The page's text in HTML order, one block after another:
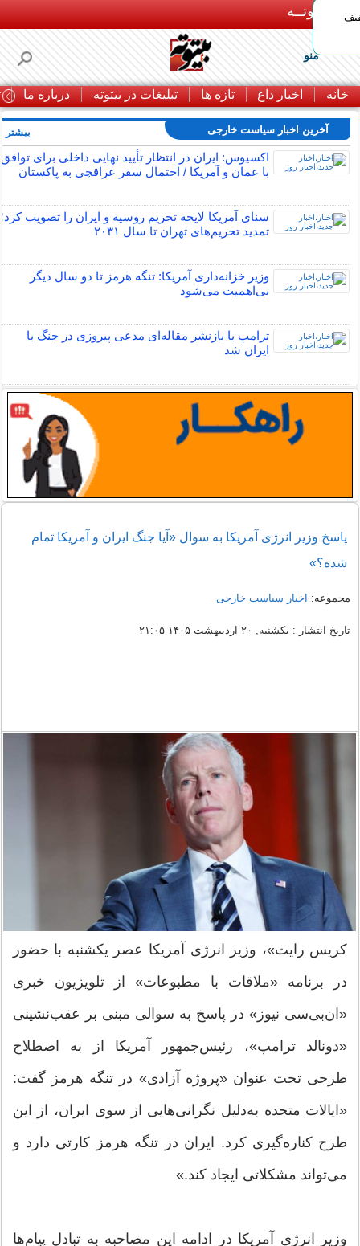
بـیتوتــه
منو
خانه اخبار داغ تازه ها تبلیغات در بیتوته درباره ما
50% تخفیف
آخرین اخبار سیاست خارجی
اکسیوس: ایران در انتظار تأیید نهایی داخلی برای توافق
با عمان و آمریکا / احتمال سفر عراقچی به پاکستان
سنای آمریکا لایحه تحریم روسیه و ایران را تصویب کرد؛
تمدید تحریم‌های تهران تا سال ۲۰۳۱
وزیر خزانه‌داری آمریکا: تنگه هرمز تا دو سال دیگر
بی‌اهمیت می‌شود
ترامپ با بازنشر مقاله‌ای مدعی پیروزی در جنگ با
ایران شد
بیشتر
پاسخ وزیر انرژی آمریکا به سوال «آیا جنگ ایران و آمریکا تمام
شده؟»
مجموعه: اخبار سیاست خارجی
تاریخ انتشار : یکشنبه, ۲۰ اردیبهشت ۱۴۰۵ ۲۱:۰۵
کریس رایت»، وزیر انرژی آمریکا عصر یکشنبه با حضور
در برنامه «ملاقات با مطبوعات» از تلویزیون خبری
«ان‌بی‌سی نیوز» در پاسخ به سوالی مبنی بر عقب‌نشینی
«دونالد ترامپ»، رئیس‌جمهور آمریکا از به اصطلاح
طرحی تحت‌ عنوان «پروژه آزادی» در تنگه هرمز گفت:
«ایالات متحده به‌دلیل نگرانی‌هایی از سوی ایران، از این
طرح کناره‌گیری کرد. ایران در تنگه هرمز کارتی دارد و
می‌تواند مشکلاتی ایجاد کند.»
وزیر انرژی آمریکا در ادامه این مصاحبه به تبادل پیام‌ها